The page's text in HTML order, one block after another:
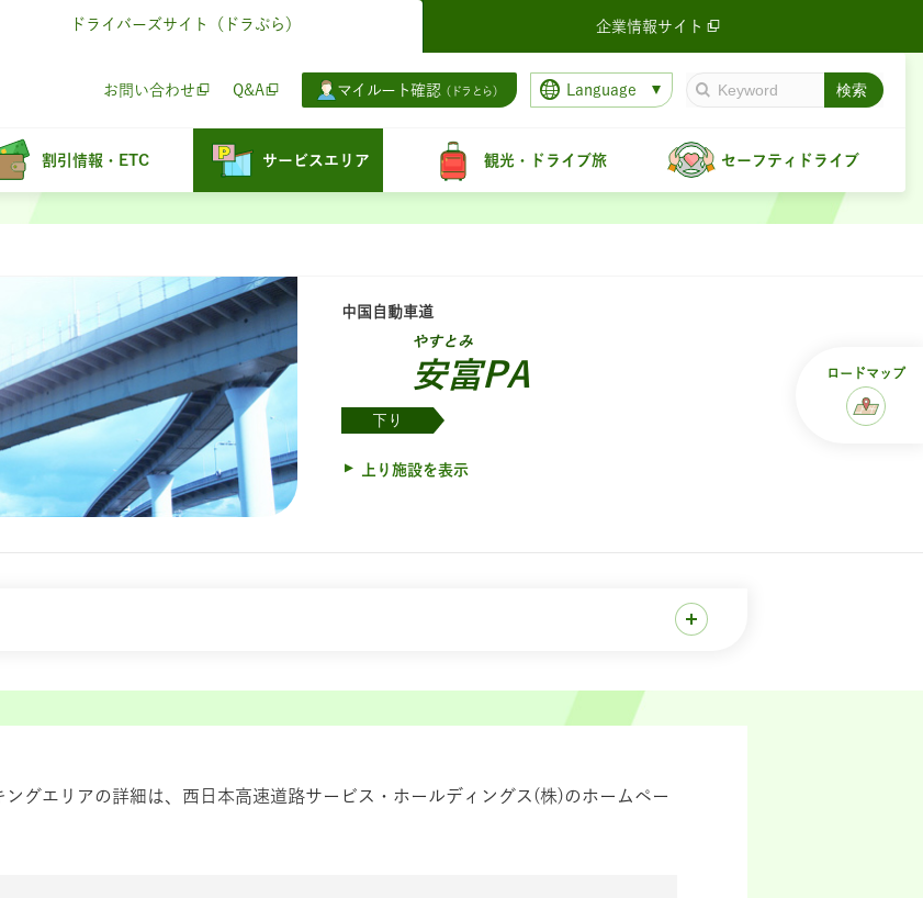
ドライバーズサイト （ドラぷら） 企業情報サイト
お問い合わせ Q&A マイルート確認 （ドラとら） Language
割引情報・ETC サービスエリア 観光・ドライブ旅 セーフティドライブ
中国自動車道
やすとみ
安富PA
下り
上り施設を表示
グエリアの詳細は、西日本高速道路サービス・ホールディングス(株)のホームペー
ロードマップ